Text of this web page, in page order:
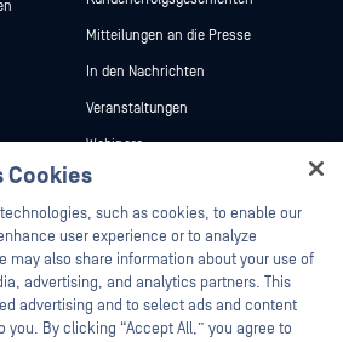
Mitteilungen an die Presse
In den Nachrichten
Veranstaltungen
Webinare
Datenblätter
Weiße Papiere
Kostenlose Tools
Cookies
such as cookies, to enable our
user experience or to analyze
may also share information about your use of
advertising, and analytics partners. This
advertising and to select ads and content
you. By clicking “Accept All,” you agree to
there!
Ozzy, your OPSWAT virtual assistant.
can I help you secure what's critical